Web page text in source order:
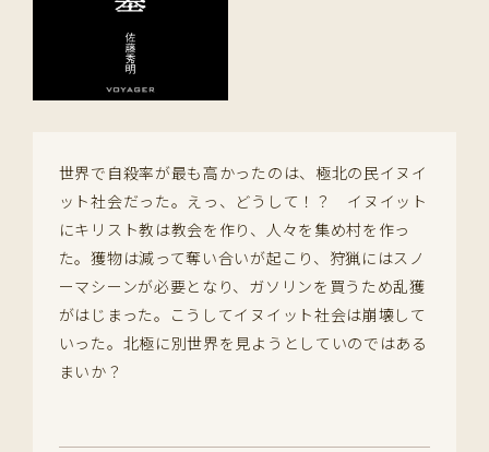
世界で自殺率が最も高かったのは、極北の民イヌイ
ット社会だった。えっ、どうして！？ イヌイット
にキリスト教は教会を作り、人々を集め村を作っ
た。獲物は減って奪い合いが起こり、狩猟にはスノ
ーマシーンが必要となり、ガソリンを買うため乱獲
がはじまった。こうしてイヌイット社会は崩壊して
いった。北極に別世界を見ようとしていのではある
まいか？